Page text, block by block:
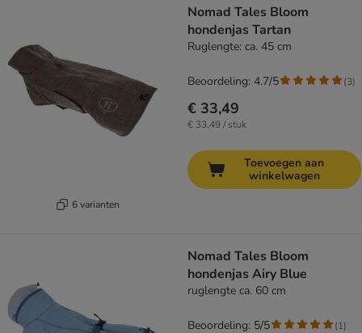
6 varianten
Nomad Tales Bloom
hondenjas Tartan
Ruglengte: ca. 45 cm
€ 33,49
€ 33,49 / stuk
Beoordeling: 4.7/5 (3)
Toevoegen aan
winkelwagen
Nomad Tales Bloom
hondenjas Airy Blue
ruglengte ca. 60 cm
Beoordeling: 5/5 (1)